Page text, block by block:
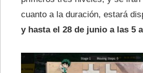
cuanto a la duración, estará
y hasta el 28 de junio a las 5